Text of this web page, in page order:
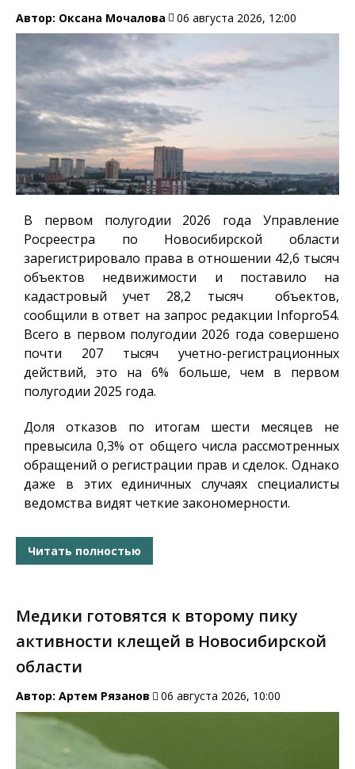
Автор: Оксана Мочалова 06 августа 2026, 12:00
В первом полугодии 2026 года Управление
Росреестра по Новосибирской области
зарегистрировало права в отношении 42,6 тысяч
объектов недвижимости и поставило на
кадастровый учет 28,2 тысяч объектов,
сообщили в ответ на запрос редакции Infopro54.
Всего в первом полугодии 2026 года совершено
почти 207 тысяч учетно-регистрационных
действий, это на 6% больше, чем в первом
полугодии 2025 года.
Доля отказов по итогам шести месяцев не
превысила 0,3% от общего числа рассмотренных
обращений о регистрации прав и сделок. Однако
даже в этих единичных случаях специалисты
ведомства видят четкие закономерности.
Читать полностью
Медики готовятся к второму пику
активности клещей в Новосибирской
области
Автор: Артем Рязанов 06 августа 2026, 10:00